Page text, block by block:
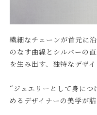
繊細なチェーンが首元に
のなす曲線とシルバーの
を生み出す、独特なデザイ
“ジュエリーとして身につ
めるデザイナーの美学が詰